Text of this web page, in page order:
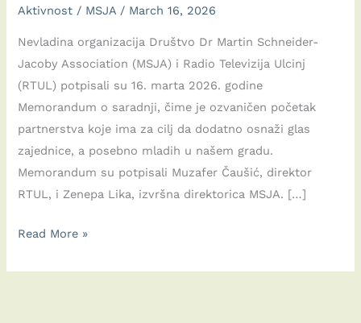
Aktivnost / MSJA / March 16, 2026
Nevladina organizacija Društvo Dr Martin Schneider-
Jacoby Association (MSJA) i Radio Televizija Ulcinj
(RTUL) potpisali su 16. marta 2026. godine
Memorandum o saradnji, čime je ozvaničen početak
partnerstva koje ima za cilj da dodatno osnaži glas
zajednice, a posebno mladih u našem gradu.
Memorandum su potpisali Muzafer Čaušić, direktor
RTUL, i Zenepa Lika, izvršna direktorica MSJA. […]
Potpisan
o
Read More »